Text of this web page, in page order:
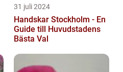
31 juli 2024
Handskar Stockholm - En
Guide till Huvudstadens
Bästa Val